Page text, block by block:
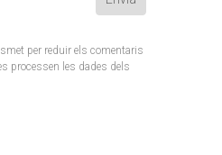
per reduir els comentaris
processen les dades dels